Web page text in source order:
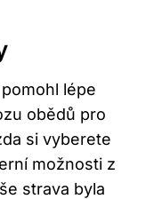
lépe
obědů pro
si vyberete
možnosti z
strava byla